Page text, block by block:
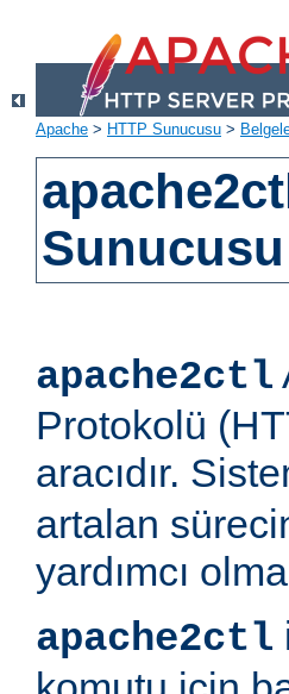
Apache > HTTP Sunucusu >
apache2ctl
Protokolü
aracıdır.
artalan
yardımcı
apache2ctl